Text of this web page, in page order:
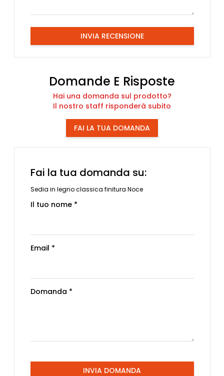
INVIA RECENSIONE
Domande E Risposte
Hai una domanda sul prodotto?
Il nostro staff risponderà subito
FAI LA TUA DOMANDA
Fai la tua domanda su:
Sedia in legno classica finitura Noce
Il tuo nome *
Email *
Domanda *
INVIA DOMANDA